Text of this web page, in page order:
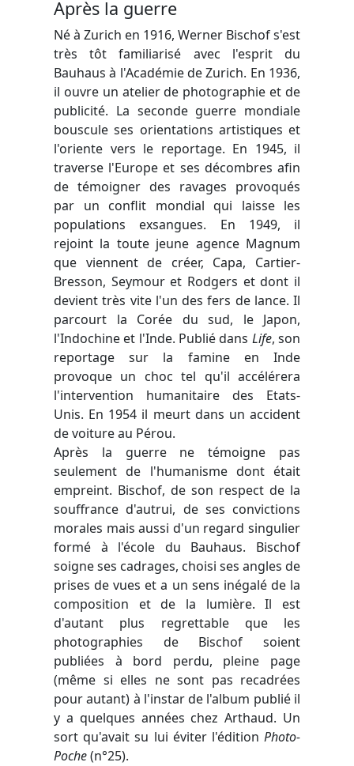
Après la guerre
Né à Zurich en 1916, Werner Bischof s'est
très tôt familiarisé avec l'esprit du
Bauhaus à l'Académie de Zurich. En 1936,
il ouvre un atelier de photographie et de
publicité. La seconde guerre mondiale
bouscule ses orientations artistiques et
l'oriente vers le reportage. En 1945, il
traverse l'Europe et ses décombres afin
de témoigner des ravages provoqués
par un conflit mondial qui laisse les
populations exsangues. En 1949, il
rejoint la toute jeune agence Magnum
que viennent de créer, Capa, Cartier-
Bresson, Seymour et Rodgers et dont il
devient très vite l'un des fers de lance. Il
parcourt la Corée du sud, le Japon,
l'Indochine et l'Inde. Publié dans Life, son
reportage sur la famine en Inde
provoque un choc tel qu'il accélérera
l'intervention humanitaire des Etats-
Unis. En 1954 il meurt dans un accident
de voiture au Pérou.
Après la guerre ne témoigne pas
seulement de l'humanisme dont était
empreint. Bischof, de son respect de la
souffrance d'autrui, de ses convictions
morales mais aussi d'un regard singulier
formé à l'école du Bauhaus. Bischof
soigne ses cadrages, choisi ses angles de
prises de vues et a un sens inégalé de la
composition et de la lumière. Il est
d'autant plus regrettable que les
photographies de Bischof soient
publiées à bord perdu, pleine page
(même si elles ne sont pas recadrées
pour autant) à l'instar de l'album publié il
y a quelques années chez Arthaud. Un
sort qu'avait su lui éviter l'édition Photo-
Poche(n°25).